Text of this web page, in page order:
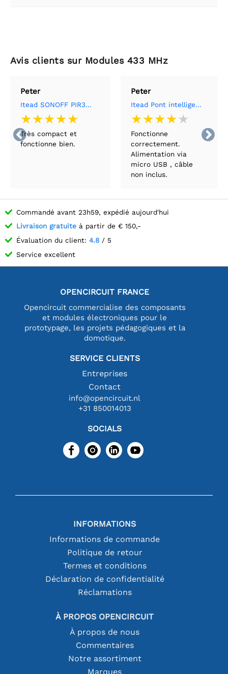
Avis clients sur Modules 433 MHz


Peter
Itead SONOFF PIR3-RF - Détecteur de mouvement RF PIR 433MHZ
Très compact et
fonctionne bien.
Peter
Itead Pont intelligent SONOFF RF BridgeR2 433
Fonctionne
correctement.
Alimentation via
micro USB , câble
non inclus.
Commandé avant 23h59, expédié aujourd'hui
Livraison gratuite à partir de € 150,-
Évaluation du client: 4.8 / 5
Service excellent
OPENCIRCUIT FRANCE
Opencircuit commercialise des composants
et modules électroniques pour le
prototypage, les projets pédagogiques et la
domotique.
SERVICE CLIENTS
Entreprises
Contact
info@opencircuit.nl
+31 850014013
SOCIALS
INFORMATIONS
Informations de commande
Politique de retour
Termes et conditions
Déclaration de confidentialité
Réclamations
À PROPOS OPENCIRCUIT
À propos de nous
Commentaires
Notre assortiment
Marques